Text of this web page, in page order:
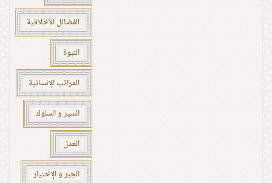
الفضائل الأخلاقية
النبوة
المراتب الإنسانية
السير و السلوك
العدل
الجبر و الإختيار